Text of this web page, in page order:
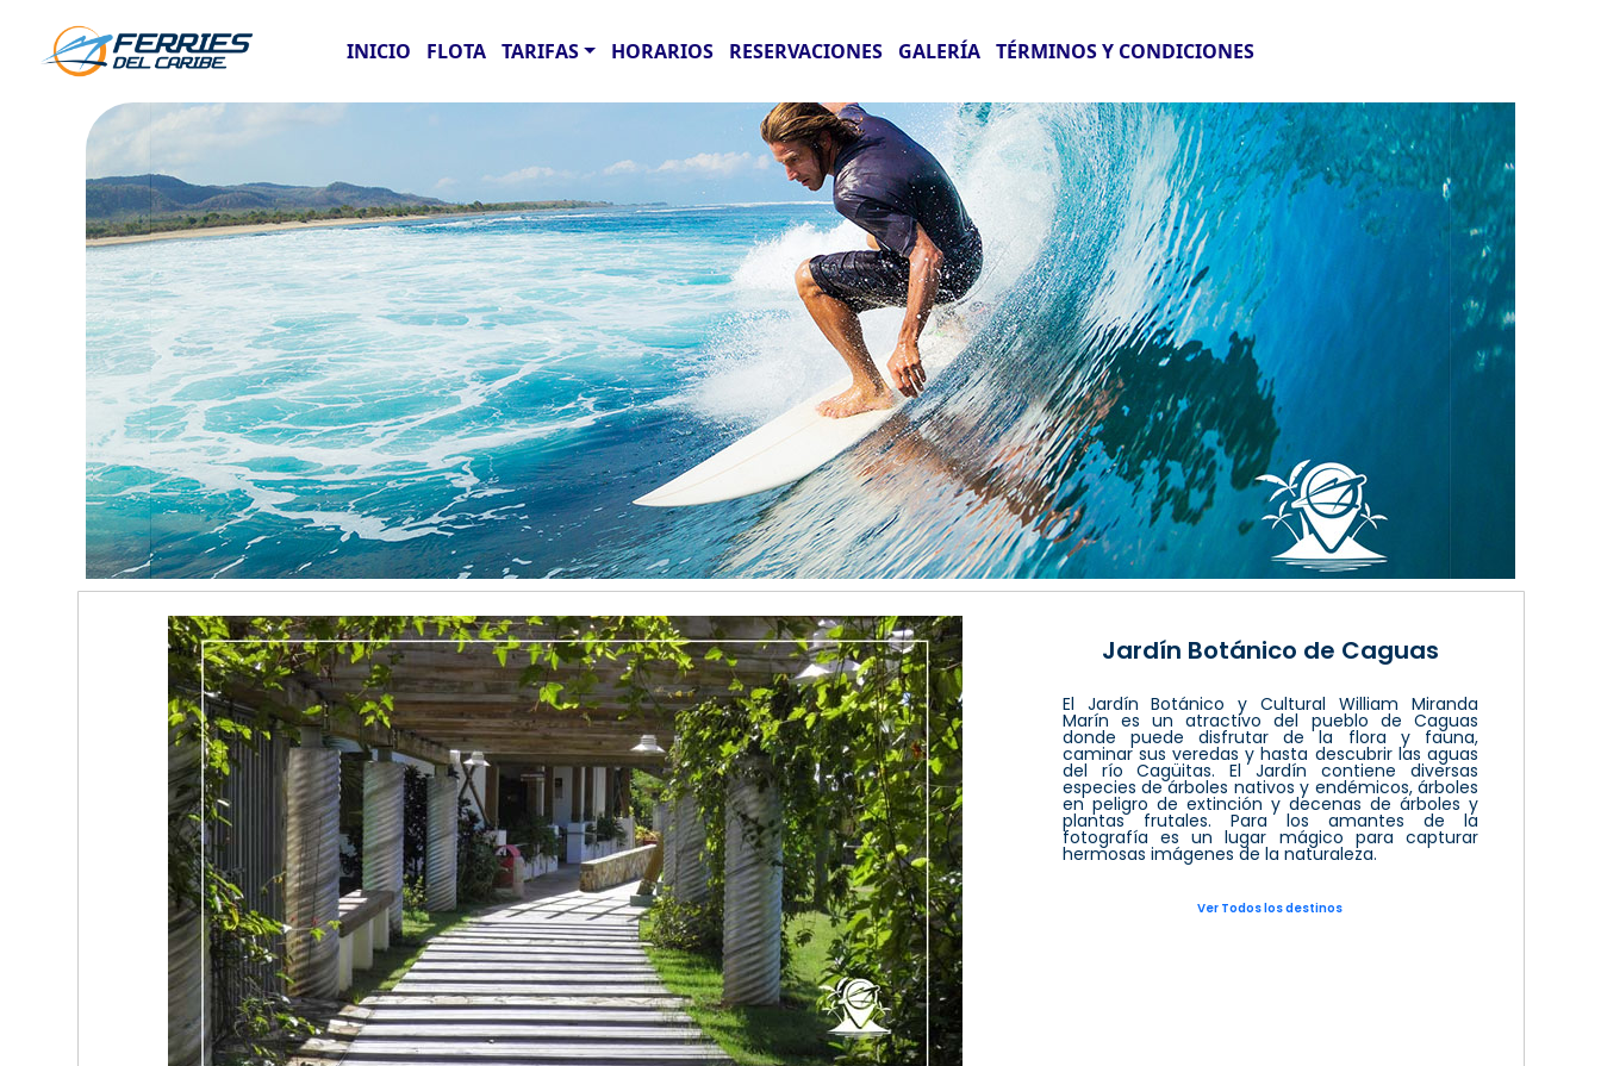
INICIO FLOTA TARIFAS HORARIOS RESERVACIONES GALERÍA TÉRMINOS Y CONDICIONES
Jardín Botánico de Caguas
El Jardín Botánico y Cultural William Miranda
Marín es un atractivo del pueblo de Caguas
donde puede disfrutar de la flora y fauna,
caminar sus veredas y hasta descubrir las aguas
del río Cagüitas. El Jardín contiene diversas
especies de árboles nativos y endémicos, árboles
en peligro de extinción y decenas de árboles y
plantas frutales. Para los amantes de la
fotografía es un lugar mágico para capturar
hermosas imágenes de la naturaleza.
Ver Todos los destinos